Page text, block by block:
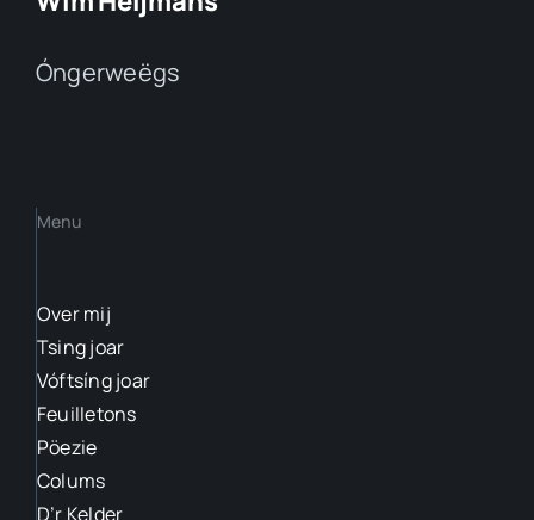
Óngerweëgs
Menu
Over mij
Tsing joar
Vóftsíng joar
Feuilletons
Pöezie
Colums
D’r Kelder